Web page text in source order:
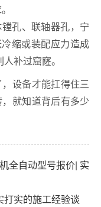
孔、联轴器孔，宁
缩或装配应力造成
补过窟窿。
设备才能扛得住三
就知道背后有多少
全自动型号报价| 实
打实的施工经验谈